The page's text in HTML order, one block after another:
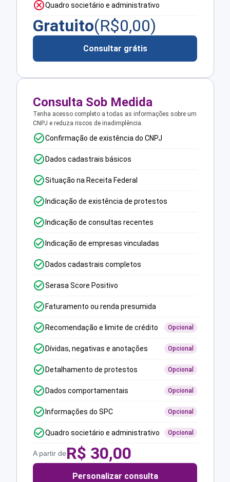
Quadro societário e administrativo
Gratuito(R$0,00)
Consultar grátis
Consulta Sob Medida
Tenha acesso completo a todas as informações sobre um
CNPJ e reduza riscos de inadimplência.
Confirmação de existência do CNPJ
Dados cadastrais básicos
Situação na Receita Federal
Indicação de existência de protestos
Indicação de consultas recentes
Indicação de empresas vinculadas
Dados cadastrais completos
Serasa Score Positivo
Faturamento ou renda presumida
Recomendação e limite de crédito Opcional
Dívidas, negativas e anotações Opcional
Detalhamento de protestos Opcional
Dados comportamentais Opcional
Informações do SPC Opcional
Quadro societário e administrativo Opcional
A partir deR$ 30,00
Personalizar consulta